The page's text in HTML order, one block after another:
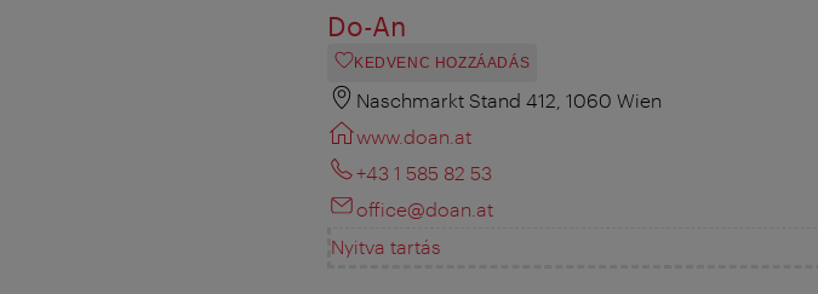
Do-An
KEDVENC HOZZÁADÁS
Naschmarkt Stand 412, 1060 Wien
www.doan.at
+43 1 585 82 53
office@doan.at
Nyitva tartás